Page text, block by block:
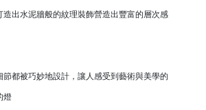
出水泥牆般的紋理裝飾營造出豐富的層次感
都被巧妙地設計，讓人感受到藝術與美學的
燈